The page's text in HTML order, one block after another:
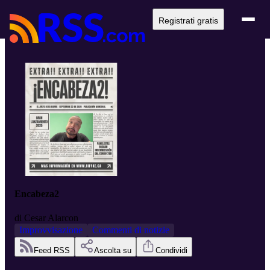
Registrati gratis
Encabeza2
di Cesar Alarcon
Improvvisazione
Commenti di notizie
Feed RSS Ascolta su Condividi